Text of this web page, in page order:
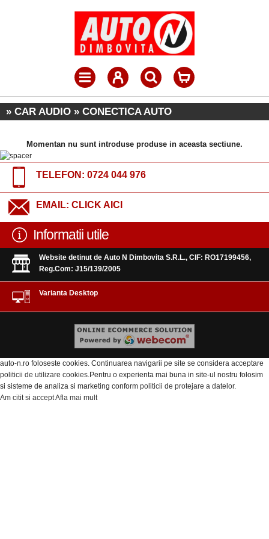
» CAR AUDIO » CONECTICA AUTO
Momentan nu sunt introduse produse in aceasta sectiune.
TELEFON: 0724 044 976
EMAIL: CLICK AICI
Informatii utile
Website detinut de Auto N Dimbovita S.R.L., CIF: RO17199456,
Reg.Com: J15/139/2005
Varianta Desktop
auto-n.ro foloseste cookies. Continuarea navigarii pe site se considera acceptare
politicii de utilizare cookies .Pentru o experienta mai buna in site-ul nostru folosim
si sisteme de analiza si marketing conform politicii de protejare a datelor.
Am citit si acceptAfla mai mult